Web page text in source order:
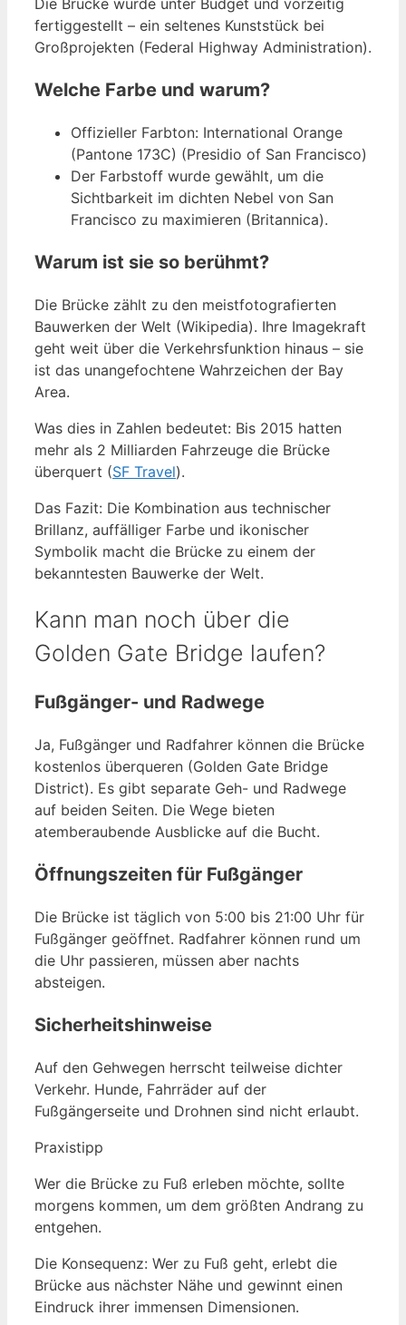
fertiggestellt – ein seltenes Kunststück bei
Großprojekten (Federal Highway Administration).
Welche Farbe und warum?
Offizieller Farbton: International Orange
(Pantone 173C) (Presidio of San Francisco)
Der Farbstoff wurde gewählt, um die
Sichtbarkeit im dichten Nebel von San
Francisco zu maximieren (Britannica).
Warum ist sie so berühmt?
Die Brücke zählt zu den meistfotografierten
Bauwerken der Welt (Wikipedia). Ihre Imagekraft
geht weit über die Verkehrsfunktion hinaus – sie
ist das unangefochtene Wahrzeichen der Bay
Area.
Was dies in Zahlen bedeutet: Bis 2015 hatten
mehr als 2 Milliarden Fahrzeuge die Brücke
überquert (SF Travel).
Das Fazit: Die Kombination aus technischer
Brillanz, auffälliger Farbe und ikonischer
Symbolik macht die Brücke zu einem der
bekanntesten Bauwerke der Welt.
Kann man noch über die
Golden Gate Bridge laufen?
Fußgänger- und Radwege
Ja, Fußgänger und Radfahrer können die Brücke
kostenlos überqueren (Golden Gate Bridge
District). Es gibt separate Geh- und Radwege
auf beiden Seiten. Die Wege bieten
atemberaubende Ausblicke auf die Bucht.
Öffnungszeiten für Fußgänger
Die Brücke ist täglich von 5:00 bis 21:00 Uhr für
Fußgänger geöffnet. Radfahrer können rund um
die Uhr passieren, müssen aber nachts
absteigen.
Sicherheitshinweise
Auf den Gehwegen herrscht teilweise dichter
Verkehr. Hunde, Fahrräder auf der
Fußgängerseite und Drohnen sind nicht erlaubt.
Praxistipp
Wer die Brücke zu Fuß erleben möchte, sollte
morgens kommen, um dem größten Andrang zu
entgehen.
Die Konsequenz: Wer zu Fuß geht, erlebt die
Brücke aus nächster Nähe und gewinnt einen
Eindruck ihrer immensen Dimensionen.